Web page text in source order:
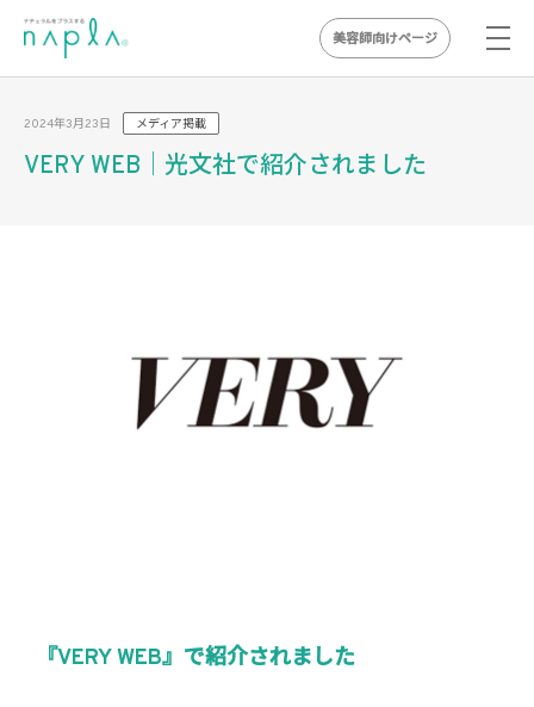
content
美容師向けページ
2024年3月23日 メディア掲載
VERY WEB｜光文社で紹介されました
『VERY WEB』で紹介されました